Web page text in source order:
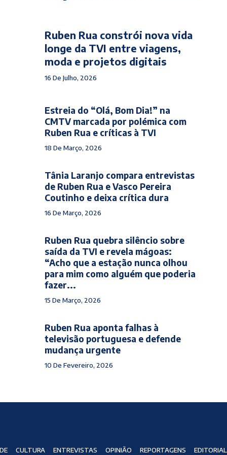
Ruben Rua constrói nova vida
longe da TVI entre viagens,
moda e projetos digitais
16 De Julho, 2026
Estreia do “Olá, Bom Dia!” na
CMTV marcada por polémica com
Ruben Rua e críticas à TVI
18 De Março, 2026
Tânia Laranjo compara entrevistas
de Ruben Rua e Vasco Pereira
Coutinho e deixa crítica dura
16 De Março, 2026
Ruben Rua quebra silêncio sobre
saída da TVI e revela mágoas:
“Acho que a estação nunca olhou
para mim como alguém que poderia
fazer...
15 De Março, 2026
Ruben Rua aponta falhas à
televisão portuguesa e defende
mudança urgente
10 De Fevereiro, 2026
CULTURA ENTREVISTAS OPINIÃO REPORTAGENS EDITORIAL